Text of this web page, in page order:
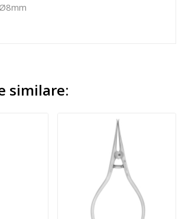
similare: